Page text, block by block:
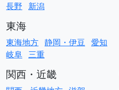
長野
新潟
東海
東海地方 静岡・伊豆 愛知
岐阜 三重
関西・近畿